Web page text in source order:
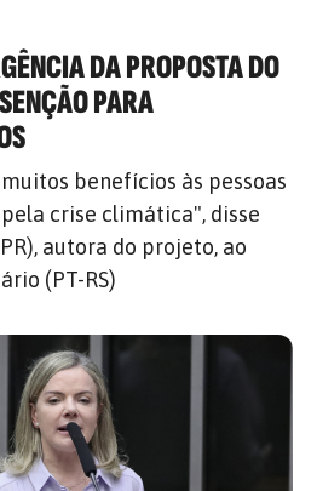
DA PROPOSTA DO
PARA
benefícios às pessoas
crise climática", disse
autora do projeto, ao
(PT-RS)